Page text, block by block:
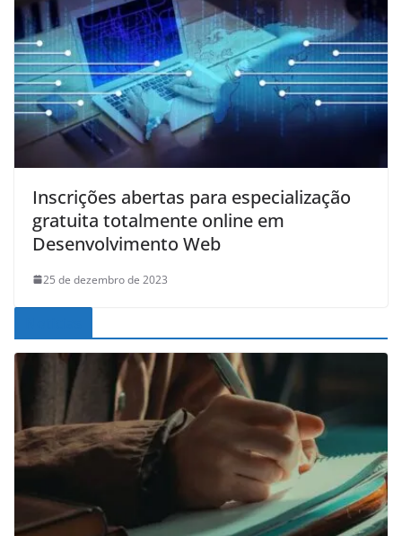
Inscrições abertas para especialização
gratuita totalmente online em
Desenvolvimento Web
25 de dezembro de 2023